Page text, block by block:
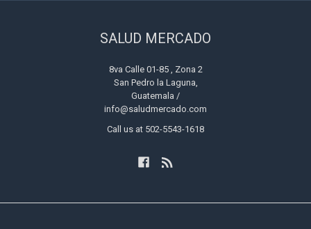
SALUD MERCADO
8va Calle 01-85 , Zona 2
San Pedro la Laguna,
Guatemala /
info@saludmercado.com
Call us at 502-5543-1618